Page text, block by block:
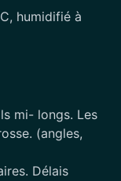
humidifié à
mi- longs. Les
(angles,
Délais